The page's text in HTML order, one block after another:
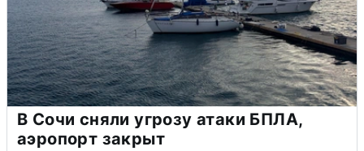
В Сочи сняли угрозу атаки БПЛА,
аэропорт закрыт